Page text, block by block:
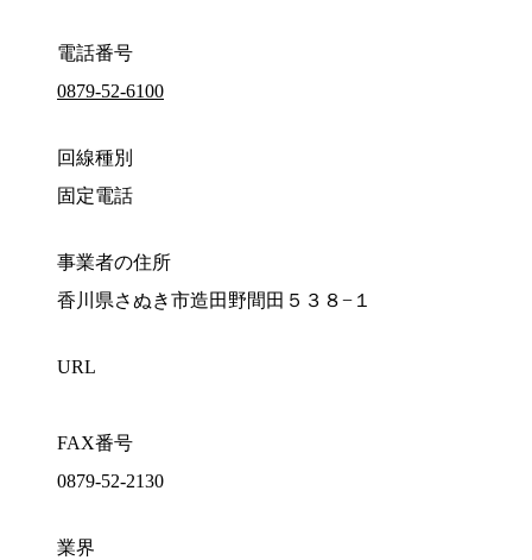
電話番号
0879-52-6100
回線種別
固定電話
事業者の住所
香川県さぬき市造田野間田５３８−１
URL
FAX番号
0879-52-2130
業界